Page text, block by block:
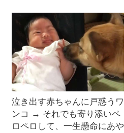
泣き出す赤ちゃんに戸惑うワ
ンコ → それでも寄り添いペ
ロペロして、一生懸命にあや